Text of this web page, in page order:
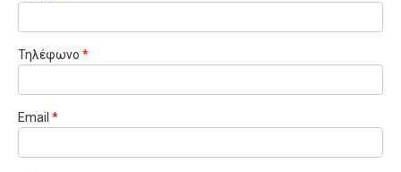
Τηλέφωνο *
Email *